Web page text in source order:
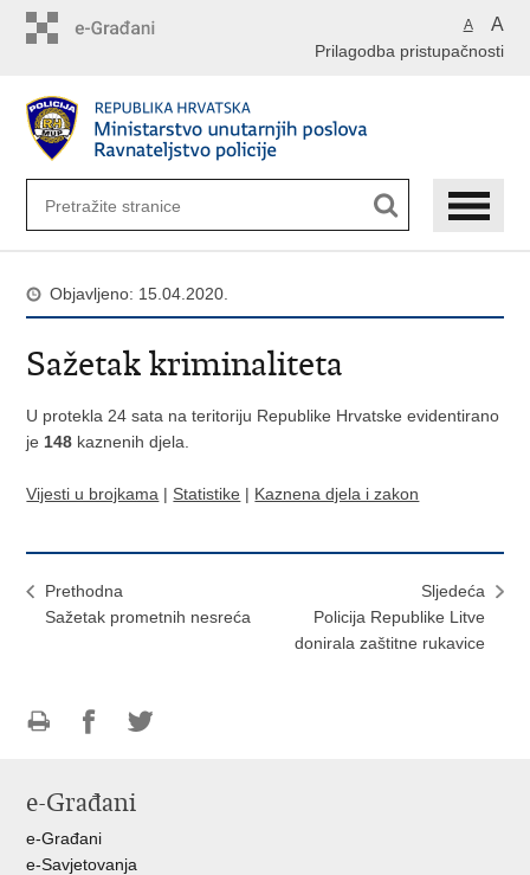
A A
Prilagodba pristupačnosti
Objavljeno: 15.04.2020.
Sažetak kriminaliteta
U protekla 24 sata na teritoriju Republike Hrvatske evidentirano
je 148 kaznenih djela.
Vijesti u brojkama | Statistike | Kaznena djela i zakon
Prethodna
Sažetak prometnih nesreća
Sljedeća
Policija Republike Litve
donirala zaštitne rukavice
FacebookuTwitteru
e-Građani
e-Građani
e-Savjetovanja